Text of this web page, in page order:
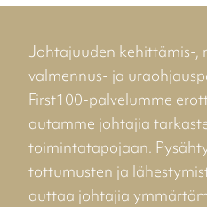
Johtajuuden kehittämis-,
valmennus- ja
First100-palvelumme
autamme johtajia
toimintatapojaan.
tottumusten ja
auttaa johtajia